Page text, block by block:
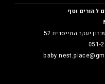
יעקב המייסדים 52
051-